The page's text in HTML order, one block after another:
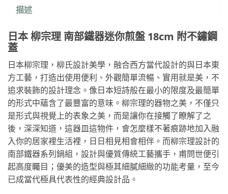
描述
日本 柳宗理 南部鐵器迷你煎盤 18cm 附不鏽鋼
蓋
日本柳宗理，柳氏設計美學，融合西方當代設計的與日本東
方工藝，打造出使用便利、外觀簡單流暢、實用就是美，不
追求裝飾的設計理念。像日本短詩般在最小的限度及最簡單
的形式中蘊含了最豐富的意味。柳宗理的器物之美，不僅只
是形式與視覺上的表象之美，而是讓你在接觸了瞭解了之
後，深深知道，這器皿這物件，會怎麼樣不著痕跡地加入融
入你的居家裡生活裡，日日相見相會相伴。而柳宗理設計的
南部鐵器系列鍋組，設計與優質傳統工藝攜手，甫問世便引
起高度矚目；優美的造型與極其細膩細緻的功能考量，至今
已成當代極具代表性的經典設計品。